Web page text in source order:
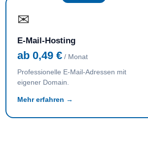
✉
E-Mail-Hosting
ab 0,49 € / Monat
Professionelle E-Mail-Adressen mit
eigener Domain.
Mehr erfahren →